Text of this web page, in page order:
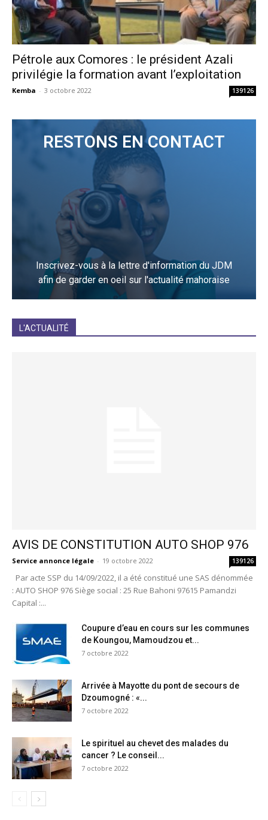
Pétrole aux Comores : le président Azali
privilégie la formation avant l’exploitation
Kemba - 3 octobre 2022 139126
RESTONS EN CONTACT
Inscrivez-vous à la lettre d'information du JDM
afin de garder en oeil sur l'actualité mahoraise
L'ACTUALITÉ
AVIS DE CONSTITUTION AUTO SHOP 976
Service annonce légale - 19 octobre 2022 139126
Par acte SSP du 14/09/2022, il a été constitué une SAS dénommée
: AUTO SHOP 976 Siège social : 25 Rue Bahoni 97615 Pamandzi
Capital :...
Coupure d’eau en cours sur les communes
de Koungou, Mamoudzou et...
7 octobre 2022
Arrivée à Mayotte du pont de secours de
Dzoumogné : «...
7 octobre 2022
Le spirituel au chevet des malades du
cancer ? Le conseil...
7 octobre 2022